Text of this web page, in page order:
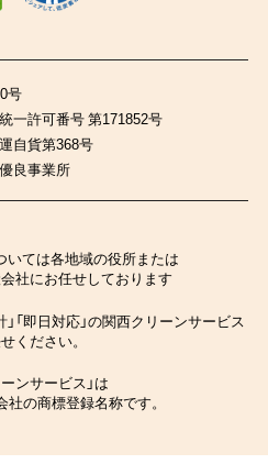
号
一許可番号 第171852号
自貨第368号
良事業所
いては各地域の役所または
社にお任せしております
「即日対応」の関西クリーンサービス
ください。
ンサービス」は
の商標登録名称です。